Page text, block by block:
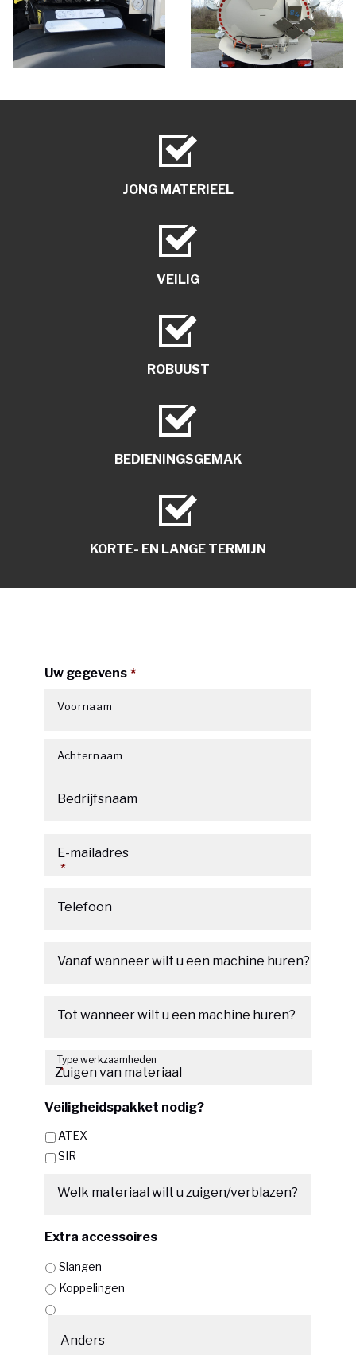
JONG MATERIEEL
VEILIG
ROBUUST
BEDIENINGSGEMAK
KORTE- EN LANGE TERMIJN
Uw gegevens *
Voornaam
Achternaam
Bedrijfsnaam
E-mailadres
*
Telefoon
Vanaf wanneer wilt u een machine huren?
slash
JJJJ
Tot wanneer wilt u een machine huren?
slash
slash
Type werkzaamheden
*
Veiligheidspakket nodig?
ATEX
SIR
Welk materiaal wilt u zuigen/verblazen?
Extra accessoires
Slangen
Koppelingen